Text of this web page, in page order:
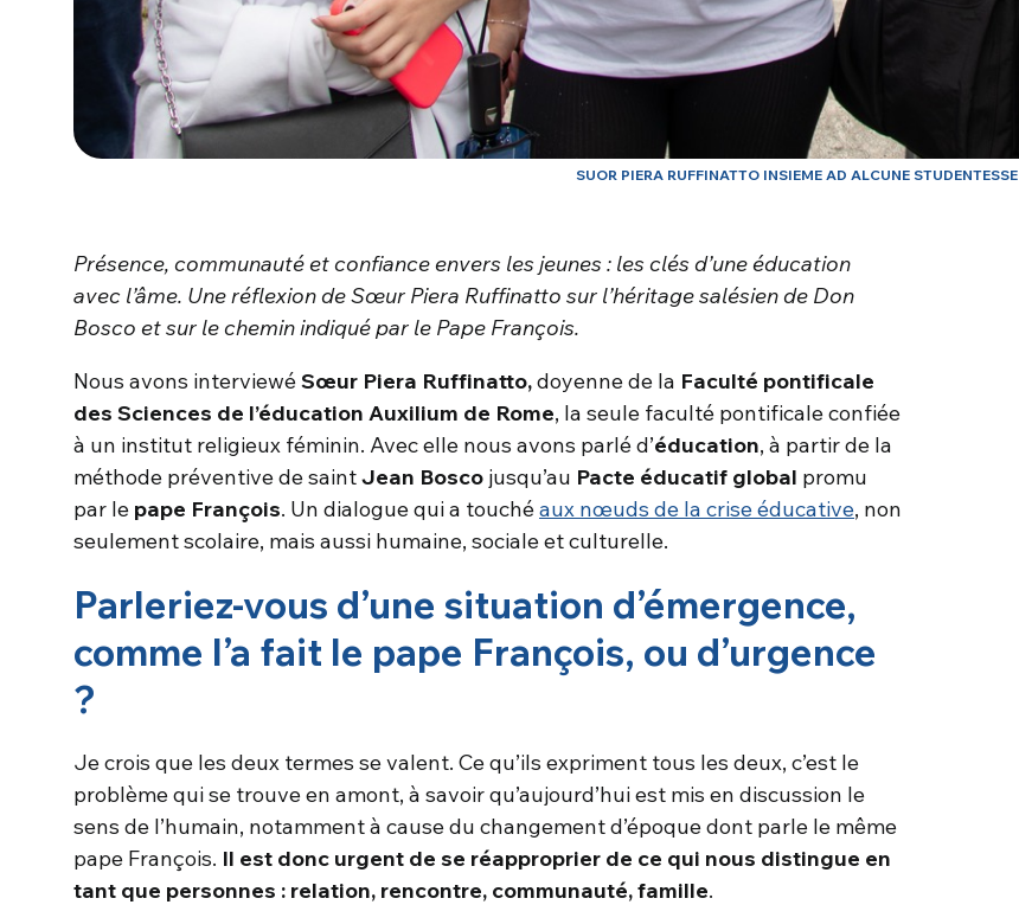
SUOR PIERA RUFFINATTO INSIEME AD ALCUNE STUDENTESSE
Présence, communauté et confiance envers les jeunes : les clés d’une éducation
avec l’âme. Une réflexion de Sœur Piera Ruffinatto sur l’héritage salésien de Don
Bosco et sur le chemin indiqué par le Pape François.
Nous avons interviewéSœur Piera Ruffinatto,doyenne de la Faculté pontificale
des Sciences de l’éducation Auxilium de Rome, la seule faculté pontificale confiée
à un institut religieux féminin. Avec elle nous avons parlé d’éducation, à partir de la
méthode préventive de saintJean Bosco jusqu’au Pacte éducatif global promu
par le pape François. Un dialogue qui a touchéaux nœuds de la crise éducative, non
seulement scolaire, mais aussi humaine, sociale et culturelle.
Parleriez-vous d’une situation d’émergence,
comme l’a fait le pape François, ou d’urgence
?
Je crois que les deux termes se valent. Ce qu’ils expriment tous les deux, c’est le
problème qui se trouve en amont, à savoir qu’aujourd’hui est mis en discussion le
sens de l’humain, notamment à cause du changement d’époque dont parle le même
pape François. Il est donc urgent de se réapproprier de ce qui nous distingue en
tant que personnes : relation, rencontre, communauté, famille.